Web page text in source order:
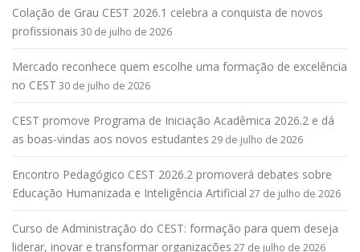
Colação de Grau CEST 2026.1 celebra a conquista de novos
profissionais 30 de julho de 2026
Mercado reconhece quem escolhe uma formação de excelência
no CEST 30 de julho de 2026
CEST promove Programa de Iniciação Acadêmica 2026.2 e dá
as boas-vindas aos novos estudantes 29 de julho de 2026
Encontro Pedagógico CEST 2026.2 promoverá debates sobre
Educação Humanizada e Inteligência Artificial 27 de julho de 2026
Curso de Administração do CEST: formação para quem deseja
liderar, inovar e transformar organizações 27 de julho de 2026